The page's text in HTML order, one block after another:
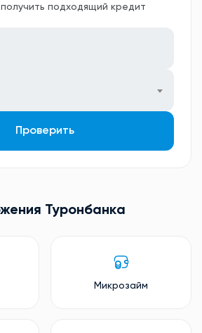
подходящий кредит
Проверить
Туронбанкa
Микрозайм